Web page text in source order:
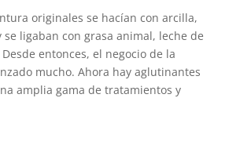
originales se hacían con arcilla,
se ligaban con grasa animal, leche de
entonces, el negocio de la
mucho. Ahora hay aglutinantes
amplia gama de tratamientos y